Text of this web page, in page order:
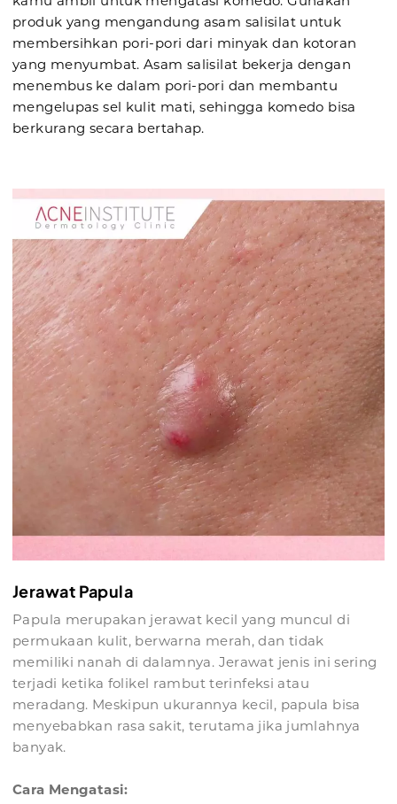
produk yang mengandung asam salisilat untuk
membersihkan pori-pori dari minyak dan kotoran
yang menyumbat. Asam salisilat bekerja dengan
menembus ke dalam pori-pori dan membantu
mengelupas sel kulit mati, sehingga komedo bisa
berkurang secara bertahap.
Jerawat Papula
Papula merupakan jerawat kecil yang muncul di
permukaan kulit, berwarna merah, dan tidak
memiliki nanah di dalamnya. Jerawat jenis ini sering
terjadi ketika folikel rambut terinfeksi atau
meradang. Meskipun ukurannya kecil, papula bisa
menyebabkan rasa sakit, terutama jika jumlahnya
banyak.
Cara Mengatasi: